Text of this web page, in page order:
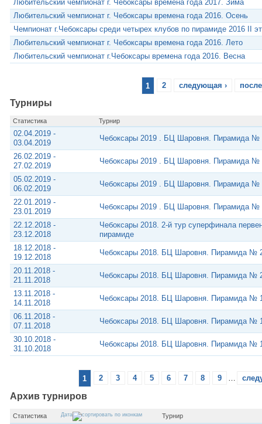
Любительский чемпионат г. Чебоксары времена года 2017. Зима
Любительский чемпионат г. Чебоксары времена года 2016. Осень
Чемпионат г.Чебоксары среди четырех клубов по пирамиде 2016 II
Любительский чемпионат г. Чебоксары времена года 2016. Лето
Любительский чемпионат г.Чебоксары времена года 2016. Весна
1 2 следующая ›
Турниры
Статистика Турнир
02.04.2019 -
03.04.2019
Чебоксары 2019 . БЦ Шаровня. Пирамида №
26.02.2019 -
27.02.2019
Чебоксары 2019 . БЦ Шаровня. Пирамида №
05.02.2019 -
06.02.2019
Чебоксары 2019 . БЦ Шаровня. Пирамида №
22.01.2019 -
23.01.2019
Чебоксары 2019 . БЦ Шаровня. Пирамида №
22.12.2018 -
23.12.2018
Чебоксары 2018. 2-й тур суперфинала
пирамиде
18.12.2018 -
19.12.2018
Чебоксары 2018. БЦ Шаровня. Пирамида №
20.11.2018 -
21.11.2018
Чебоксары 2018. БЦ Шаровня. Пирамида №
13.11.2018 -
14.11.2018
Чебоксары 2018. БЦ Шаровня. Пирамида №
06.11.2018 -
07.11.2018
Чебоксары 2018. БЦ Шаровня. Пирамида №
30.10.2018 -
31.10.2018
Чебоксары 2018. БЦ Шаровня. Пирамида №
1 2 3 4 5 6 7 8 9 …
Архив турниров
Статистика Дата Турнир